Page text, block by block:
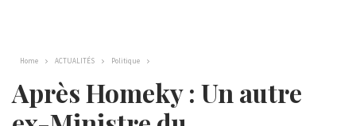
Home ACTUALITÉS Politique
Après Homeky : Un autre